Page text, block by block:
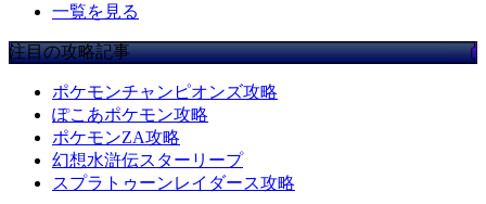
一覧を見る
注目の攻略記事
ポケモンチャンピオンズ攻略
ぽこあポケモン攻略
ポケモンZA攻略
幻想水滸伝スターリープ
スプラトゥーンレイダース攻略